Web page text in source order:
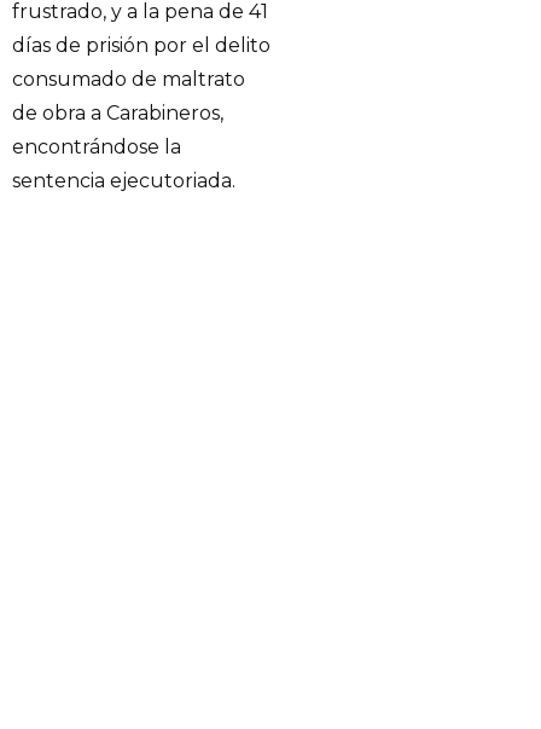
frustrado, y a la pena de 41
días de prisión por el delito
consumado de maltrato
de obra a Carabineros,
encontrándose la
sentencia ejecutoriada.